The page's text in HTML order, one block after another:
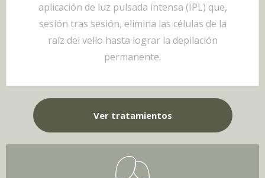
aplicación de luz pulsada intensa (IPL) que,
sesión tras sesión, elimina las células de la
raíz del vello hasta lograr la depilación
permanente.
Ver tratamientos